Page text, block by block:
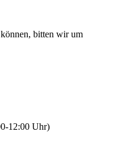
bitten wir um
12:00 Uhr)